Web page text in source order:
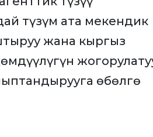
түзүм ата мекендик
жана кыргыз
өбөлгө